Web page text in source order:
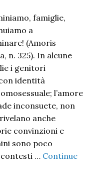
famiglie,
a
(Amoris
n. 325). In alcune
i genitori
identità
l’amore
inconsuete, non
anche
convinzioni e
sono poco
… Continue